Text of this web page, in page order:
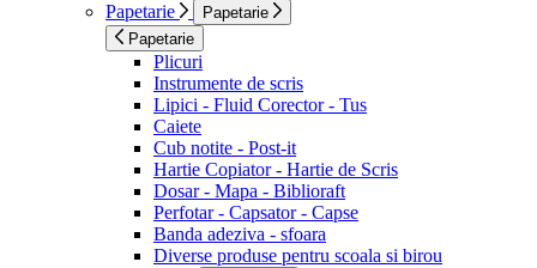
Papetarie
Papetarie
Papetarie
Plicuri
Instrumente de scris
Lipici - Fluid Corector - Tus
Caiete
Cub notite - Post-it
Hartie Copiator - Hartie de Scris
Dosar - Mapa - Biblioraft
Perfotar - Capsator - Capse
Banda adeziva - sfoara
Diverse produse pentru scoala si birou